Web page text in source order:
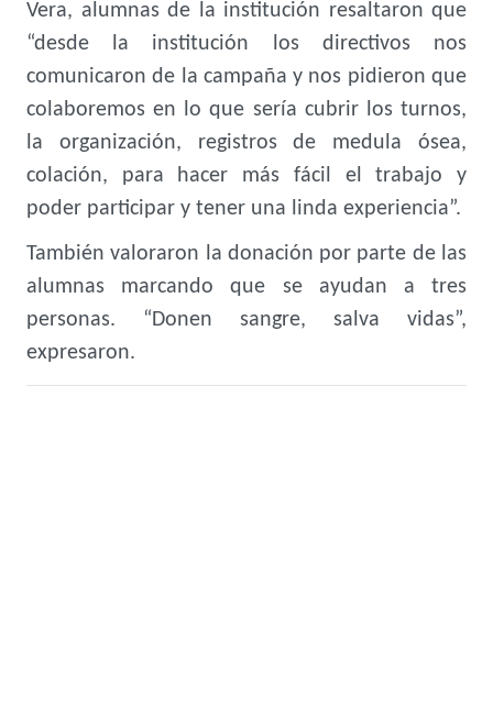
Vera, alumnas de la institución resaltaron que
“desde la institución los directivos nos
comunicaron de la campaña y nos pidieron que
colaboremos en lo que sería cubrir los turnos,
la organización, registros de medula ósea,
colación, para hacer más fácil el trabajo y
poder participar y tener una linda experiencia”.
También valoraron la donación por parte de las
alumnas marcando que se ayudan a tres
personas. “Donen sangre, salva vidas”,
expresaron.